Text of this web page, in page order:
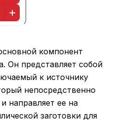
компонент
Он представляет собой
к источнику
непосредственно
направляет ее на
заготовки для